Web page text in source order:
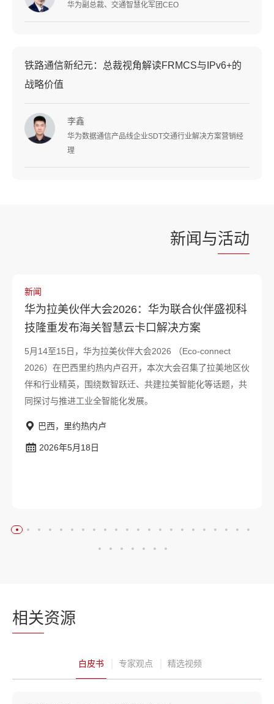
华为副总裁、交通智慧化军团CEO
铁路通信新纪元：总裁视角解读FRMCS与IPv6+的
战略价值
李鑫
华为数据通信产品线企业SDT交通行业解决方案营销经
理
新闻与活动
新闻
华为拉美伙伴大会2026：华为联合伙伴盛视科
技隆重发布海关智慧云卡口解决方案
5月14至15日，华为拉美伙伴大会2026 （Eco-connect
2026）在巴西里约热内卢召开，本次大会召集了拉美地区伙
伴和行业精英，围绕数智跃迁、共建拉美智能化等话题，共
同探讨与推进工业全智能化发展。
巴西，里约热内卢
2026年5月18日
相关资源
白皮书 专家观点 精选视频